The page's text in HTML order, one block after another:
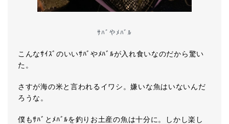
ｻﾊﾞやﾒﾊﾞﾙ
こんなｻｲｽﾞのいいｻﾊﾞやﾒﾊﾞﾙが入れ食いなのだから驚い
た。
さすが海の米と言われるイワシ。嫌いな魚はいないんだ
ろうな。
僕もｻﾊﾞとﾒﾊﾞﾙを釣りお土産の魚は十分に。しかし楽し